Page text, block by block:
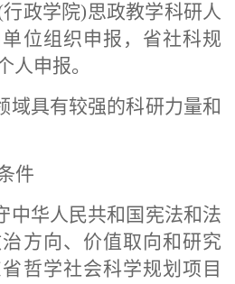
政学院)思政教学科研人
位组织申报，省社科规
人申报。
域具有较强的科研力量和
件
中华人民共和国宪法和法
方向、价值取向和研究
哲学社会科学规划项目